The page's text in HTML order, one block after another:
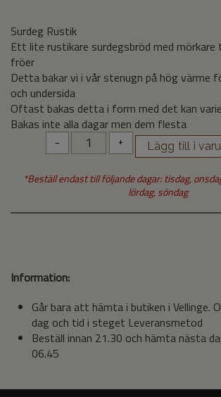
Surdeg Rustik
Ett lite rustikare surdegsbröd med mörkare
fröer
Detta bakar vi i vår stenugn på hög värme
och undersida
Oftast bakas detta i form med det kan
Bakas inte alla dagar men dem flesta
- +
*Beställ endast till följande dagar: tisdag,
lördag, söndag
Information:
Går bara att hämta i butiken i Vellinge.
dag och tid i steget Leveransmetod
Beställ innan 21.30 och hämta nästa
06.45